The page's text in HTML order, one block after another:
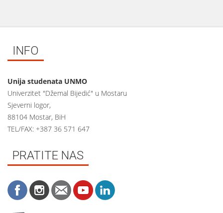
INFO
Unija studenata UNMO
Univerzitet "Džemal Bijedić" u Mostaru
Sjeverni logor,
88104 Mostar, BiH
TEL/FAX: +387 36 571 647
PRATITE NAS